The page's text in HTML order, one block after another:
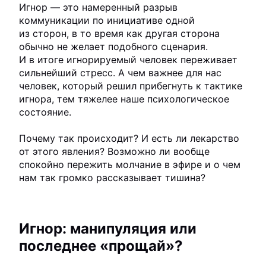
Игнор — это намеренный разрыв
коммуникации по инициативе одной
из сторон, в то время как другая сторона
обычно не желает подобного сценария.
И в итоге игнорируемый человек переживает
сильнейший стресс. А чем важнее для нас
человек, который решил прибегнуть к тактике
игнора, тем тяжелее наше психологическое
состояние.
Почему так происходит? И есть ли лекарство
от этого явления? Возможно ли вообще
спокойно пережить молчание в эфире и о чем
нам так громко рассказывает тишина?
Игнор: манипуляция или
последнее «прощай»?